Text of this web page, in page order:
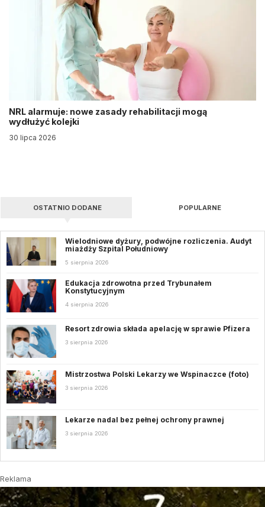
NRL alarmuje: nowe zasady rehabilitacji mogą
wydłużyć kolejki
30 lipca 2026
OSTATNIO DODANE POPULARNE
Wielodniowe dyżury, podwójne rozliczenia. Audyt
miażdży Szpital Południowy
5 sierpnia 2026
Edukacja zdrowotna przed Trybunałem
Konstytucyjnym
4 sierpnia 2026
Resort zdrowia składa apelację w sprawie Pfizera
3 sierpnia 2026
Mistrzostwa Polski Lekarzy we Wspinaczce (foto)
3 sierpnia 2026
Lekarze nadal bez pełnej ochrony prawnej
3 sierpnia 2026
Reklama